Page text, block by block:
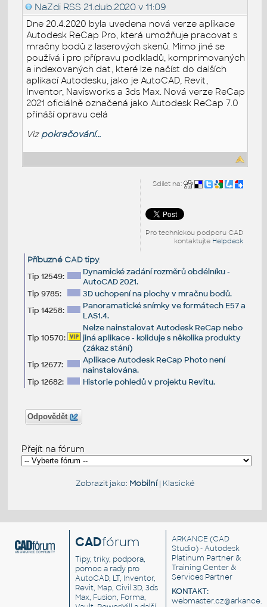
NaZdi RSS 21.dub.2020 v 11:09
Dne 20.4.2020 byla uvedena nová verze aplikace
Autodesk ReCap Pro, která umožňuje pracovat s
mračny bodů z laserových skenů. Mimo jiné se
používá i pro přípravu podkladů, komprimovaných
a indexovaných dat, které lze načíst do dalších
aplikací Autodesku, jako je AutoCAD, Revit,
Inventor, Navisworks a 3ds Max. Nová verze ReCap
2021 oficiálně označená jako Autodesk ReCap 7.0
přináší opravu celá
Viz pokračování...
Sdílet na:
Pro technickou podporu CAD
kontaktujte Helpdesk
Příbuzné CAD tipy:
Tip 12549:
Dynamické zadání rozměrů obdélníku -
AutoCAD 2021.
Tip 9785:
3D uchopení na plochy v mračnu bodů.
Tip 14258:
Panoramatické snímky ve formátech E57 a
LAS1.4.
Tip 10570:
Nelze nainstalovat Autodesk ReCap nebo
jiná aplikace - koliduje s několika produkty
(zákaz stání)
Tip 12677:
Aplikace Autodesk ReCap Photo není
nainstalována.
Tip 12682:
Historie pohledů v projektu Revitu.
Odpovědět
Přejít na fórum
Zobrazit jako: Mobilní| Klasické
CADfórum
Tipy, triky, podpora,
pomoc a rady pro
AutoCAD, LT, Inventor,
Revit, Map, Civil 3D, 3ds
Max, Fusion, Forma,
ARKANCE (CAD
Studio) - Autodesk
Platinum Partner &
Training Center &
Services Partner
KONTAKT: